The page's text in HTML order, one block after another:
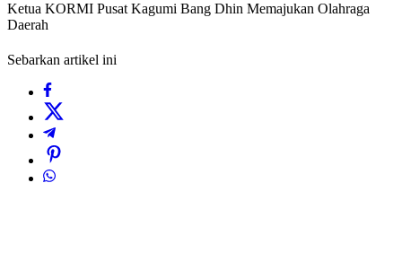
Ketua KORMI Pusat Kagumi Bang Dhin Memajukan Olahraga
Daerah
Sebarkan artikel ini